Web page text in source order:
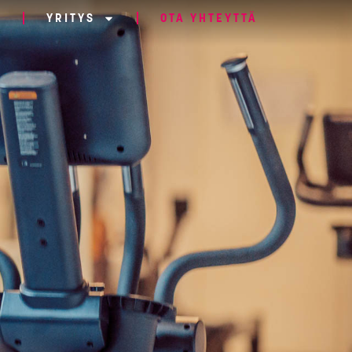
YRITYS OTA YHTEYTTÄ